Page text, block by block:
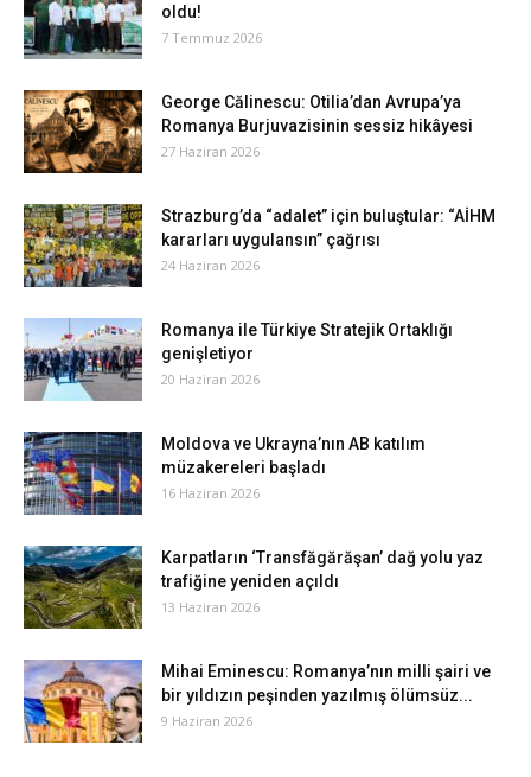
oldu!
7 Temmuz 2026
George Călinescu: Otilia’dan Avrupa’ya
Romanya Burjuvazisinin sessiz hikâyesi
27 Haziran 2026
Strazburg’da “adalet” için buluştular: “AİHM
kararları uygulansın” çağrısı
24 Haziran 2026
Romanya ile Türkiye Stratejik Ortaklığı
genişletiyor
20 Haziran 2026
Moldova ve Ukrayna’nın AB katılım
müzakereleri başladı
16 Haziran 2026
Karpatların ‘Transfăgărăşan’ dağ yolu yaz
trafiğine yeniden açıldı
13 Haziran 2026
Mihai Eminescu: Romanya’nın milli şairi ve
bir yıldızın peşinden yazılmış ölümsüz...
9 Haziran 2026